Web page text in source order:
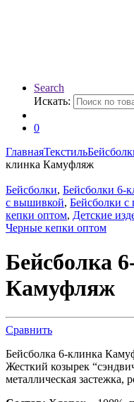
Search
Искать:
0
ГлавнаяТекстиль
клинка Камуфляж
Бейсболки, Бейсболки 6-
с вышивкой, Бейсболки с
кепки оптом, Детские
Черные кепки оптом
Бейсболка
Камуфляж
Сравнить
Бейсболка 6-клинка
Жесткий козырек
металлическая